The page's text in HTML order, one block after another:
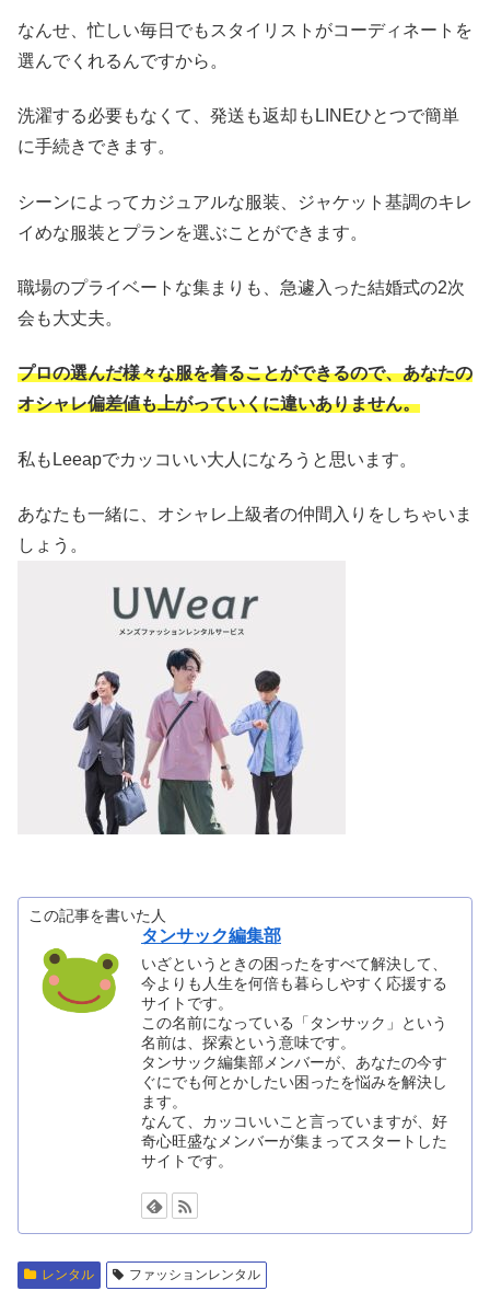
なんせ、忙しい毎日でもスタイリストがコーディネートを
選んでくれるんですから。
洗濯する必要もなくて、発送も返却もLINEひとつで簡単
に手続きできます。
シーンによってカジュアルな服装、ジャケット基調のキレ
イめな服装とプランを選ぶことができます。
職場のプライベートな集まりも、急遽入った結婚式の2次
会も大丈夫。
プロの選んだ様々な服を着ることができるので、あなたの
オシャレ偏差値も上がっていくに違いありません。
私もLeeapでカッコいい大人になろうと思います。
あなたも一緒に、オシャレ上級者の仲間入りをしちゃいま
しょう。
この記事を書いた人
タンサック編集部
いざというときの困ったをすべて解決して、
今よりも人生を何倍も暮らしやすく応援する
サイトです。
この名前になっている「タンサック」という
名前は、探索という意味です。
タンサック編集部メンバーが、あなたの今す
ぐにでも何とかしたい困ったを悩みを解決し
ます。
なんて、カッコいいこと言っていますが、好
奇心旺盛なメンバーが集まってスタートした
サイトです。
レンタル ファッションレンタル